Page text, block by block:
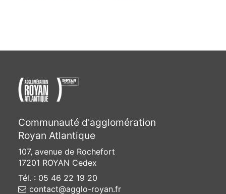
Communauté d'agglomération
Royan Atlantique
107, avenue de Rochefort
17201 ROYAN Cedex
Tél. : 05 46 22 19 20
contact@agglo-royan.fr